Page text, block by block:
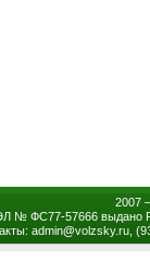
2007
№ ФС77-57666 выдано
admin@volzsky.ru,